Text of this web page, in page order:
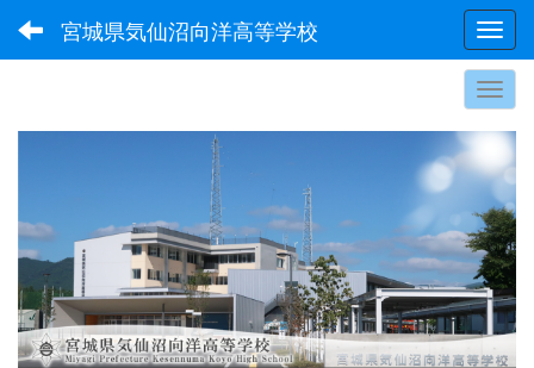
宮城県気仙沼向洋高等学校